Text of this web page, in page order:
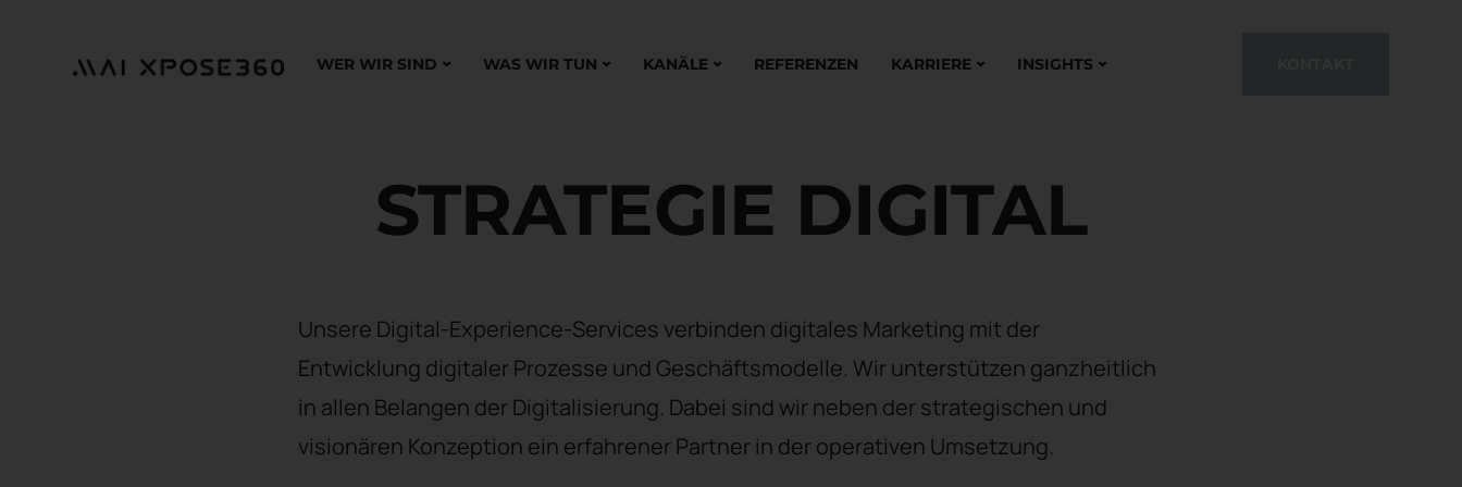
WER WIR SIND WAS WIR TUN KANÄLE REFERENZEN KARRIERE INSIGHTS
STRATEGIE DIGITAL
Unsere Digital-Experience-Services verbinden digitales Marketing mit der
Entwicklung digitaler Prozesse und Geschäftsmodelle. Wir unterstützen ganzheitlich
in allen Belangen der Digitalisierung. Dabei sind wir neben der strategischen und
visionären Konzeption ein erfahrener Partner in der operativen Umsetzung.